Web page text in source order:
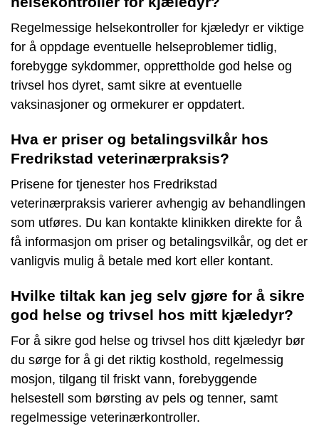
Regelmessige helsekontroller for kjæledyr er viktige
for å oppdage eventuelle helseproblemer tidlig,
forebygge sykdommer, opprettholde god helse og
trivsel hos dyret, samt sikre at eventuelle
vaksinasjoner og ormekurer er oppdatert.
Hva er priser og betalingsvilkår hos
Fredrikstad veterinærpraksis?
Prisene for tjenester hos Fredrikstad
veterinærpraksis varierer avhengig av behandlingen
som utføres. Du kan kontakte klinikken direkte for å
få informasjon om priser og betalingsvilkår, og det er
vanligvis mulig å betale med kort eller kontant.
Hvilke tiltak kan jeg selv gjøre for å sikre
god helse og trivsel hos mitt kjæledyr?
For å sikre god helse og trivsel hos ditt kjæledyr bør
du sørge for å gi det riktig kosthold, regelmessig
mosjon, tilgang til friskt vann, forebyggende
helsestell som børsting av pels og tenner, samt
regelmessige veterinærkontroller.